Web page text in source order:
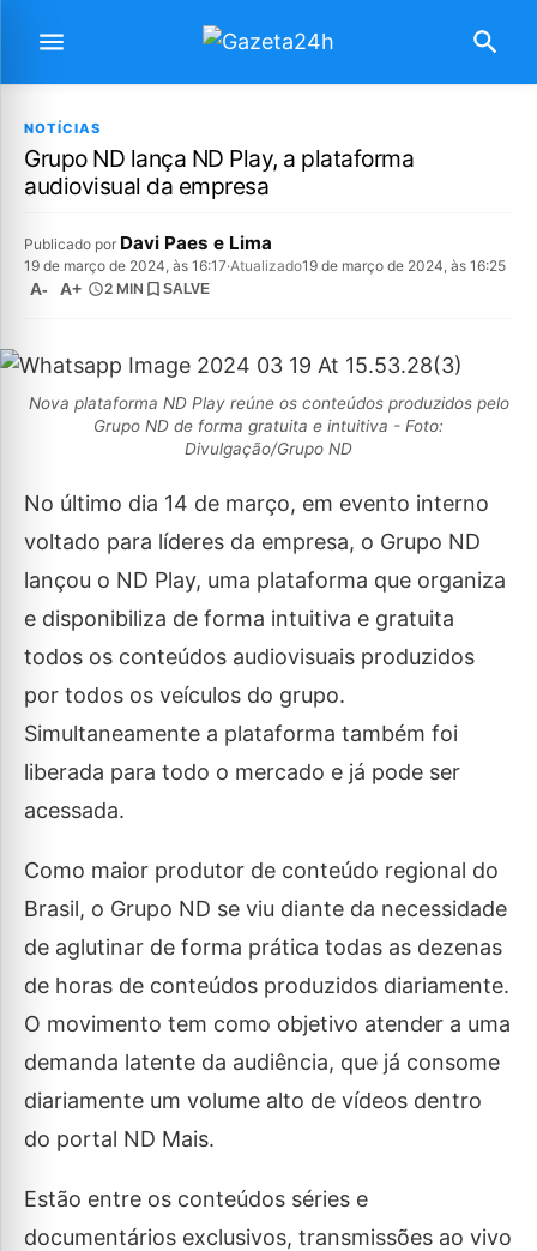
NOTÍCIAS
Grupo ND lança ND Play, a plataforma
audiovisual da empresa
Publicado por Davi Paes e Lima
19 de março de 2024, às 16:17·Atualizado19 de março de 2024, às 16:25
A- A+ 2 MIN SALVE
Nova plataforma ND Play reúne os conteúdos produzidos pelo
Grupo ND de forma gratuita e intuitiva - Foto:
Divulgação/Grupo ND
No último dia 14 de março, em evento interno
voltado para líderes da empresa, o Grupo ND
lançou o ND Play, uma plataforma que organiza
e disponibiliza de forma intuitiva e gratuita
todos os conteúdos audiovisuais produzidos
por todos os veículos do grupo.
Simultaneamente a plataforma também foi
liberada para todo o mercado e já pode ser
acessada.
Como maior produtor de conteúdo regional do
Brasil, o Grupo ND se viu diante da necessidade
de aglutinar de forma prática todas as dezenas
de horas de conteúdos produzidos diariamente.
O movimento tem como objetivo atender a uma
demanda latente da audiência, que já consome
diariamente um volume alto de vídeos dentro
do portal ND Mais.
Estão entre os conteúdos séries e
documentários exclusivos, transmissões ao vivo